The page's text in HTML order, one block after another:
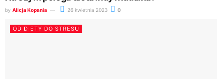
by Alicja Kopania 26 kwietnia 2023 0
OD DIETY DO STRESU